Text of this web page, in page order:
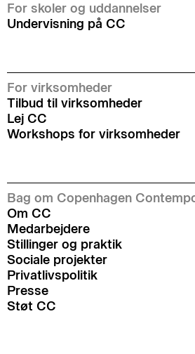
For skoler og uddannelser
Undervisning på CC
For virksomheder
Tilbud til virksomheder
Lej CC
Workshops for virksomheder
Bag om Copenhagen
Om CC
Medarbejdere
Stillinger og praktik
Sociale projekter
Privatlivspolitik
Presse
Støt CC